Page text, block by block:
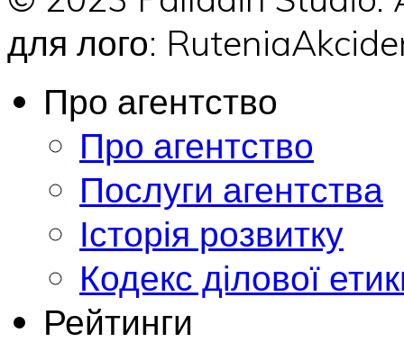
для лого:
Про агентство
Про агентство
Послуги агентства
Історія розвитку
Кодекс ділової
Рейтинги